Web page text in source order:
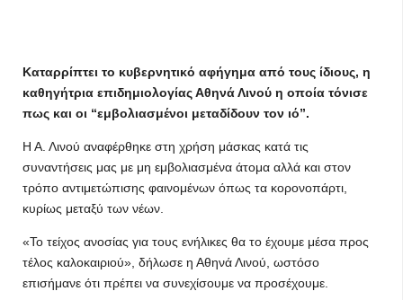
Καταρρίπτει το κυβερνητικό αφήγημα από τους ίδιους, η
καθηγήτρια επιδημιολογίας Αθηνά Λινού η οποία τόνισε
πως και οι “εμβολιασμένοι μεταδίδουν τον ιό”.
Η Α. Λινού αναφέρθηκε στη χρήση μάσκας κατά τις
συναντήσεις μας με μη εμβολιασμένα άτομα αλλά και στον
τρόπο αντιμετώπισης φαινομένων όπως τα κορονοπάρτι,
κυρίως μεταξύ των νέων.
«Το τείχος ανοσίας για τους ενήλικες θα το έχουμε μέσα προς
τέλος καλοκαιριού», δήλωσε η Αθηνά Λινού, ωστόσο
επισήμανε ότι πρέπει να συνεχίσουμε να προσέχουμε.